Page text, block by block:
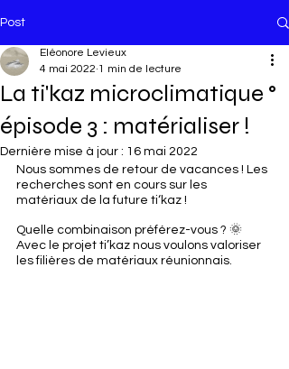
Post
La ti'kaz microclimatique °
épisode 3 : matérialiser !
Eléonore Levieux
4 mai 2022 1 min de lecture
Dernière mise à jour : 16 mai 2022
Nous sommes de retour de vacances ! Les
recherches sont en cours sur les
matériaux de la future ti‘kaz !
Quelle combinaison préférez-vous ? 🌞
Avec le projet ti’kaz nous voulons valoriser
les filières de matériaux réunionnais.